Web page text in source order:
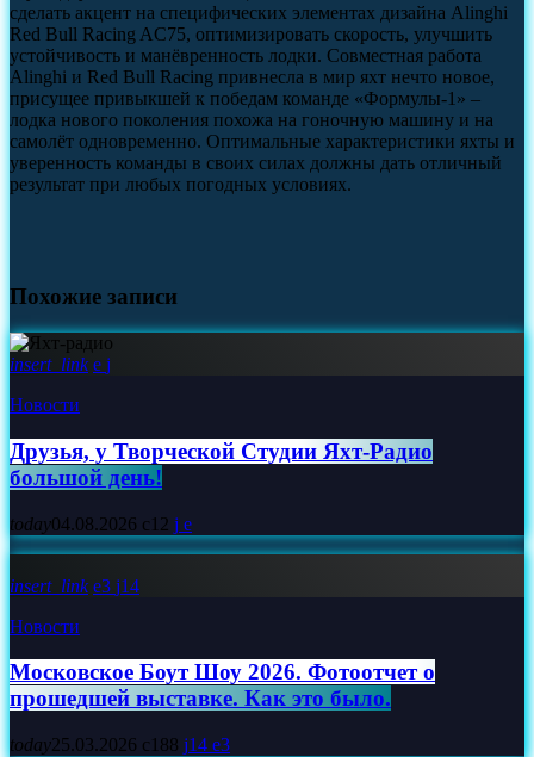
сделать акцент на специфических элементах дизайна Alinghi
Red Bull Racing AC75, оптимизировать скорость, улучшить
устойчивость и манёвренность лодки. Совместная работа
Alinghi и Red Bull Racing привнесла в мир яхт нечто новое,
присущее привыкшей к победам команде «Формулы-1» –
лодка нового поколения похожа на гоночную машину и на
самолёт одновременно. Оптимальные характеристики яхты и
уверенность команды в своих силах должны дать отличный
результат при любых погодных условиях.
Похожие записи
insert_link
Новости
Друзья, у Творческой Студии Яхт‑Радио
большой день!
today04.08.2026 12
insert_link 3 14
Новости
Московское Боут Шоу 2026. Фотоотчет о
прошедшей выставке. Как это было.
today25.03.2026 188 14 3